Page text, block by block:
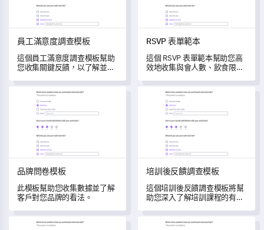
員工滿意度調查模板
這個員工滿意度調查模板幫助
您收集關鍵反饋，以了解並改
RSVP 表單範本
這個 RSVP 表單範本幫助您高
效地收集與會人數、飲食限制
品牌問卷模板
品牌問卷模板
此模板幫助您收集數據並了解
客戶對您品牌的看法。
培訓後反饋調查模板
培訓後反饋調查模板
這個培訓後反饋調查模板將幫
助您深入了解培訓課程的有效
高爾夫球錦標賽報名表模板 課程評估模板